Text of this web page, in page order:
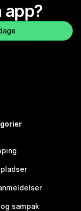
app?
sampak